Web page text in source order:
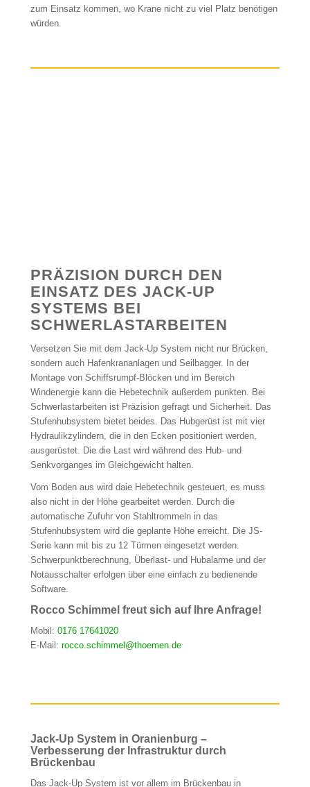
zum Einsatz kommen, wo Krane nicht zu viel Platz benötigen
würden.
PRÄZISION DURCH DEN
EINSATZ DES JACK-UP
SYSTEMS BEI
SCHWERLASTARBEITEN
Versetzen Sie mit dem Jack-Up System nicht nur Brücken,
sondern auch Hafenkrananlagen und Seilbagger. In der
Montage von Schiffsrumpf-Blöcken und im Bereich
Windenergie kann die Hebetechnik außerdem punkten. Bei
Schwerlastarbeiten ist Präzision gefragt und Sicherheit. Das
Stufenhubsystem bietet beides. Das Hubgerüst ist mit vier
Hydraulikzylindern, die in den Ecken positioniert werden,
ausgerüstet. Die die Last wird während des Hub- und
Senkvorganges im Gleichgewicht halten.
Vom Boden aus wird daie Hebetechnik gesteuert, es muss
also nicht in der Höhe gearbeitet werden. Durch die
automatische Zufuhr von Stahltrommeln in das
Stufenhubsystem wird die geplante Höhe erreicht. Die JS-
Serie kann mit bis zu 12 Türmen eingesetzt werden.
Schwerpunktberechnung, Überlast- und Hubalarme und der
Notausschalter erfolgen über eine einfach zu bedienende
Software.
Rocco Schimmel freut sich auf Ihre Anfrage!
Mobil: 0176 17641020
E-Mail: rocco.schimmel@thoemen.de
Jack-Up System in Oranienburg –
Verbesserung der Infrastruktur durch
Brückenbau
Das Jack-Up System ist vor allem im Brückenbau in